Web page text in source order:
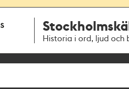
Historia i ord, ljud och